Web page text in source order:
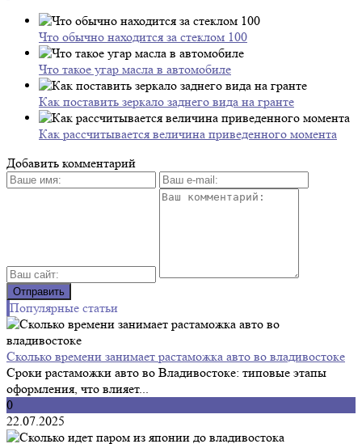
Что обычно находится за стеклом 100
Что такое угар масла в автомобиле
Как поставить зеркало заднего вида на гранте
Как рассчитывается величина приведенного момента
Добавить комментарий
Популярные статьи
Сколько времени занимает растаможка авто во владивостоке
Сроки растаможки авто во Владивостоке: типовые этапы
оформления, что влияет...
0
22.07.2025